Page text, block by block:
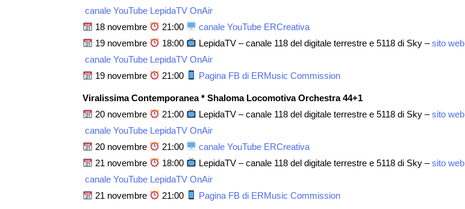
canale YouTube LepidaTV OnAir
18 novembre
21:00
canale YouTube ERCreativa
19 novembre
18:00 LepidaTV – canale 118 del digitale terrestre e 5118 di Sky –sito web
canale YouTube LepidaTV OnAir
19 novembre
21:00 Pagina FB di ERMusic Commission
Viralissima Contemporanea * Shaloma Locomotiva Orchestra 44+1
20 novembre
21:00 LepidaTV – canale 118 del digitale terrestre e 5118 di Sky –sito web
canale YouTube LepidaTV OnAir
20 novembre
21:00
canale YouTube ERCreativa
21 novembre
18:00 LepidaTV – canale 118 del digitale terrestre e 5118 di Sky –sito web
canale YouTube LepidaTV OnAir
21 novembre
21:00 Pagina FB di ERMusic Commission